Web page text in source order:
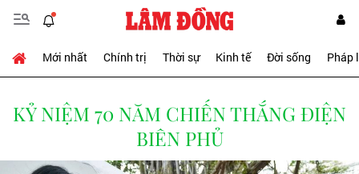
Mới nhất Chính trị Thời sự Kinh tế Đời sống Pháp
KỶ NIỆM 70 NĂM CHIẾN THẮNG ĐIỆN
BIÊN PHỦ